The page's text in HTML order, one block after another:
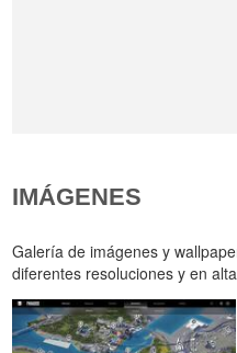
IMÁGENES
Galería de imágenes y
diferentes resoluciones y en